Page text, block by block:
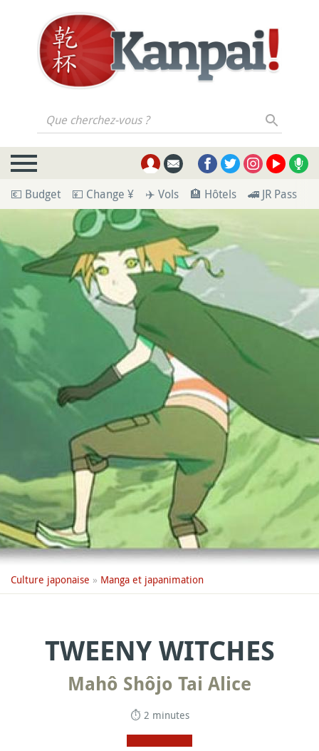
Que cherchez-vous ?
💶 Budget 💴 Change ¥ ✈️ Vols 🏨 Hôtels 🚄 JR Pass
Culture japonaise » Manga et japanimation
TWEENY WITCHES
Mahô Shôjo Tai Alice
⏱ 2 minutes